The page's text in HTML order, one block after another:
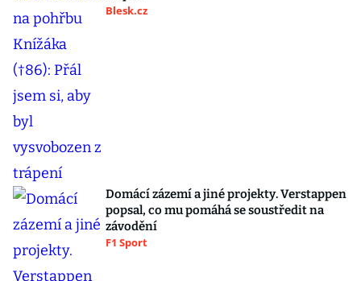
Blesk.cz
Domácí zázemí a jiné projekty. Verstappen
popsal, co mu pomáhá se soustředit na
závodění
F1 Sport